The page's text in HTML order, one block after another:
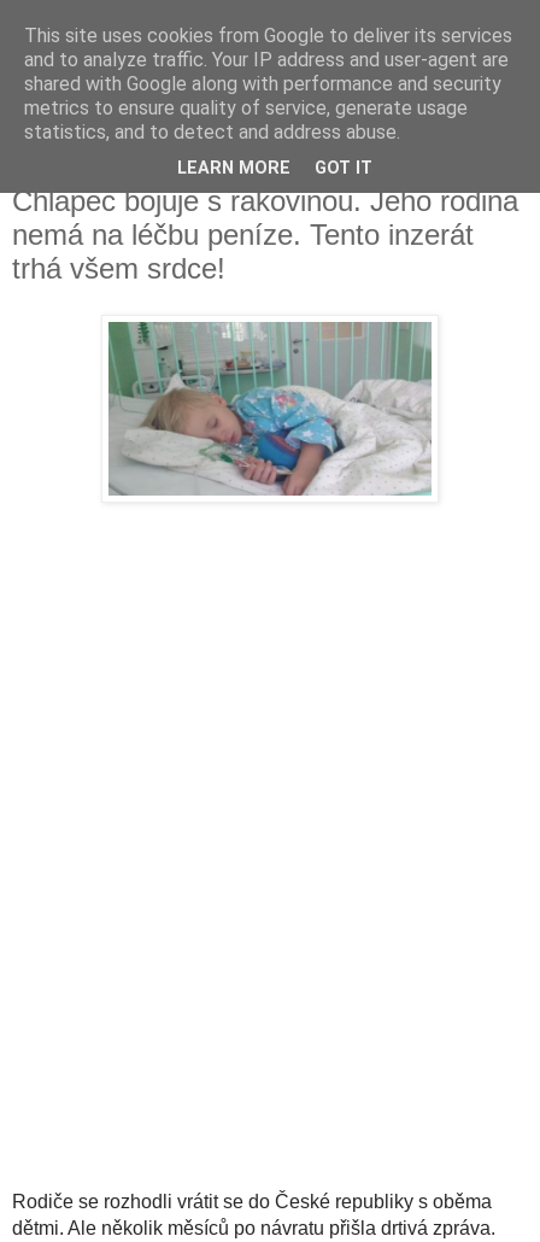
Fakečlánky
Věř všemu co tady vidíš.
středa 4. ledna 2023
Chlapec bojuje s rakovinou. Jeho rodina
nemá na léčbu peníze. Tento inzerát
trhá všem srdce!
Rodiče se rozhodli vrátit se do České republiky s oběma
dětmi. Ale několik měsíců po návratu přišla drtivá zpráva.
This site uses cookies from Google to deliver its services
and to analyze traffic. Your IP address and user-agent are
shared with Google along with performance and security
metrics to ensure quality of service, generate usage
statistics, and to detect and address abuse.
LEARN MORE GOT IT